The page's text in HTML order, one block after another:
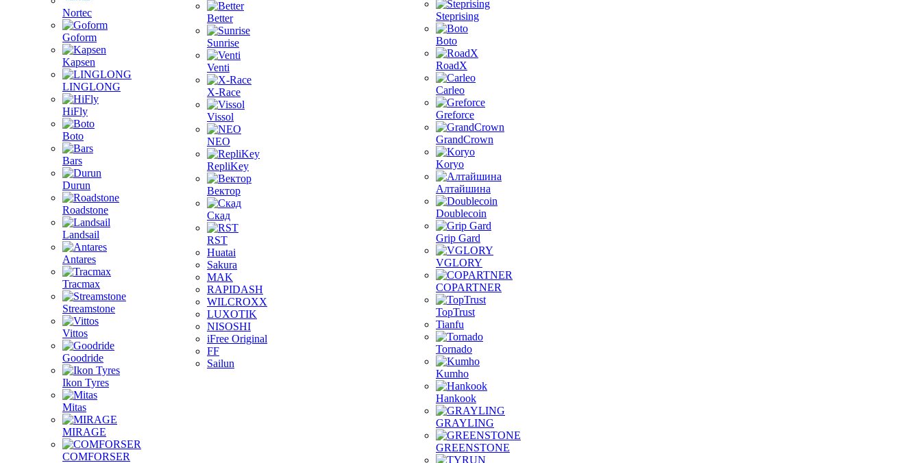
Nortec
Goform
Kapsen
LINGLONG
HiFly
Boto
Bars
Durun
Roadstone
Landsail
Antares
Tracmax
Streamstone
Vittos
Goodride
Ikon Tyres
Mitas
MIRAGE
COMFORSER
Better
Sunrise
Venti
X-Race
Vissol
NEO
RepliKey
Вектор
Скад
RST
Huatai
Sakura
MAK
RAPIDASH
WILCROXX
LUXOTIK
NISOSHI
iFree Original
FF
Sailun
Steprising
Boto
RoadX
Carleo
Greforce
GrandCrown
Koryo
Алтайшина
Doublecoin
Grip Gard
VGLORY
COPARTNER
TopTrust
Tianfu
Tornado
Kumho
Hankook
GRAYLING
GREENSTONE